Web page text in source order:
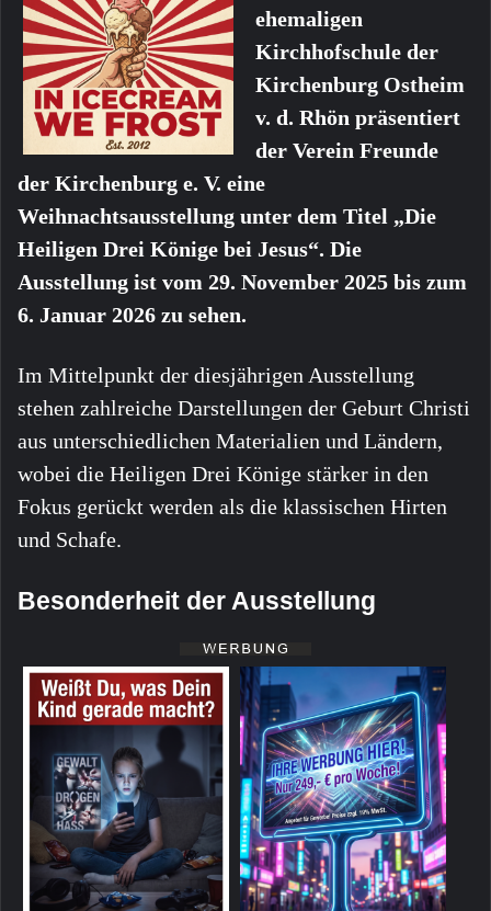
ehemaligen
Kirchhofschule der
Kirchenburg Ostheim
v. d. Rhön präsentiert
der Verein Freunde
der Kirchenburg e. V. eine
Weihnachtsausstellung unter dem Titel „Die
Heiligen Drei Könige bei Jesus“. Die
Ausstellung ist vom 29. November 2025 bis zum
6. Januar 2026 zu sehen.
Im Mittelpunkt der diesjährigen Ausstellung
stehen zahlreiche Darstellungen der Geburt Christi
aus unterschiedlichen Materialien und Ländern,
wobei die Heiligen Drei Könige stärker in den
Fokus gerückt werden als die klassischen Hirten
und Schafe.
Besonderheit der Ausstellung